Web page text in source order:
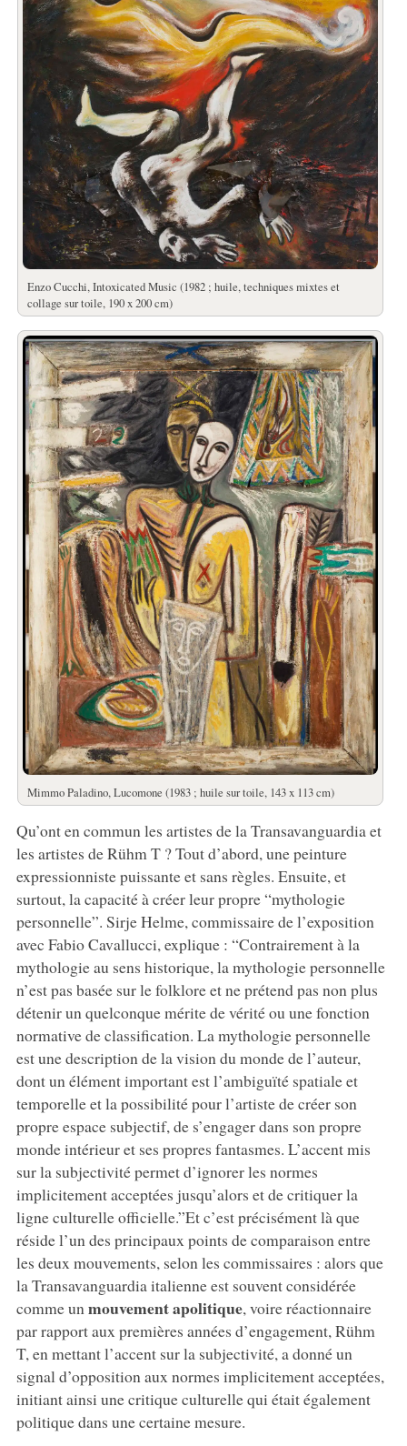
Enzo Cucchi, Intoxicated Music (1982 ; huile, techniques mixtes et
collage sur toile, 190 x 200 cm)
Mimmo Paladino, Lucomone (1983 ; huile sur toile, 143 x 113 cm)
Qu’ont en commun les artistes de la Transavanguardia et
les artistes de Rühm T ? Tout d’abord, une peinture
expressionniste puissante et sans règles. Ensuite, et
surtout, la capacité à créer leur propre “mythologie
personnelle”. Sirje Helme, commissaire de l’exposition
avec Fabio Cavallucci, explique : “Contrairement à la
mythologie au sens historique, la mythologie personnelle
n’est pas basée sur le folklore et ne prétend pas non plus
détenir un quelconque mérite de vérité ou une fonction
normative de classification. La mythologie personnelle
est une description de la vision du monde de l’auteur,
dont un élément important est l’ambiguïté spatiale et
temporelle et la possibilité pour l’artiste de créer son
propre espace subjectif, de s’engager dans son propre
monde intérieur et ses propres fantasmes. L’accent mis
sur la subjectivité permet d’ignorer les normes
implicitement acceptées jusqu’alors et de critiquer la
ligne culturelle officielle.”Et c’est précisément là que
réside l’un des principaux points de comparaison entre
les deux mouvements, selon les commissaires : alors que
la Transavanguardia italienne est souvent considérée
comme unmouvement apolitique, voire réactionnaire
par rapport aux premières années d’engagement, Rühm
T, en mettant l’accent sur la subjectivité, a donné un
signal d’opposition aux normes implicitement acceptées,
initiant ainsi une critique culturelle qui était également
politique dans une certaine mesure.